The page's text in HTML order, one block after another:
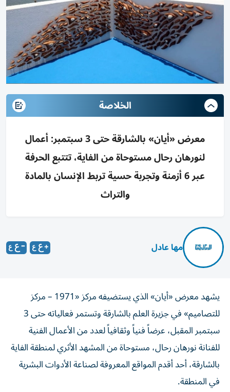
الخلاصة
معرض «أيان» بالشارقة حتى 3 سبتمبر: أعمال
لنورهان رحال مستوحاة من الفاية، تتتبع الحرفة
عبر 6 أزمنة وتجربة حسية تربط الإنسان بالمادة
والتراث
مها عادل
يشهد معرض «أيان» الذي يستضيفه مركز «1971 – مركز
للتصاميم» في جزيرة العلم بالشارقة وتستمر فعالياته حتى 3
سبتمبر المقبل، عرضاً فنياً وثقافياً لعدد من الأعمال الفنية
للفنانة نورهان رحال، مستوحاة من المشهد الأثري لمنطقة الفاية
بالشارقة، أحد أقدم المواقع المعروفة لصناعة الأدوات البشرية
في المنطقة.